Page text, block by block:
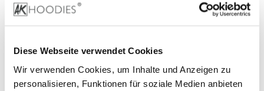
Diese Webseite verwendet Cookies
Wir verwenden Cookies, um Inhalte und Anzeigen zu
personalisieren, Funktionen für soziale Medien anbieten
80% Baumwolle, 20% Polyester (Heather Grey)
Stoffgewicht: 180 g/m²